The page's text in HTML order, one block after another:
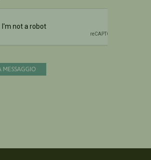
MESSAGGIO